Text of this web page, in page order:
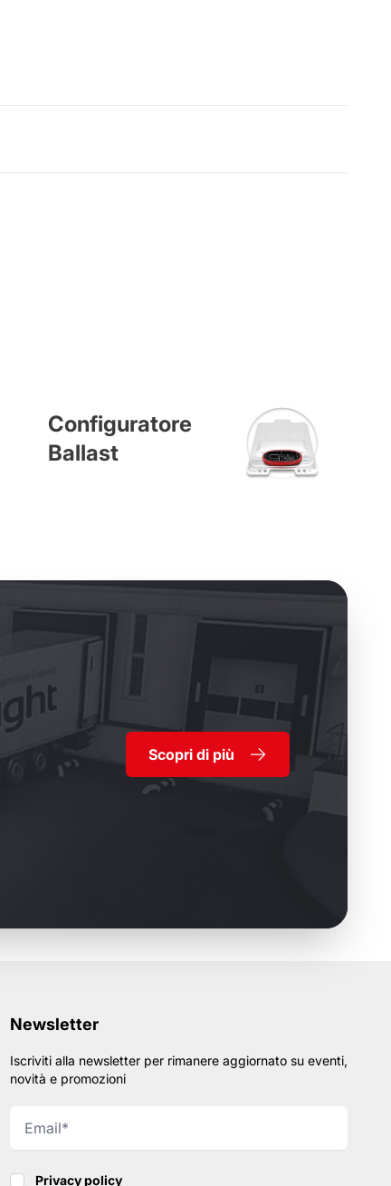
Configuratore
Ballast
Scopri di più
Newsletter
Iscriviti alla newsletter per rimanere aggiornato su eventi,
novità e promozioni
Privacy policy